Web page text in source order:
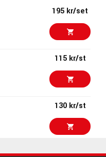
625 kr/st
21950 kr
87400 kr
195 kr/set
115 kr/st
130 kr/st
295 kr/st